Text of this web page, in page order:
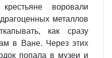
воровали
металлов
как сразу
в Ване. Через этих
попала в музеи и